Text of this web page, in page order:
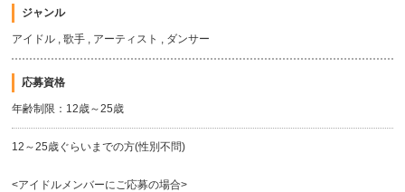
ジャンル
アイドル , 歌手 , アーティスト , ダンサー
応募資格
年齢制限：12歳～25歳
12～25歳ぐらいまでの方(性別不問)
<アイドルメンバーにご応募の場合>